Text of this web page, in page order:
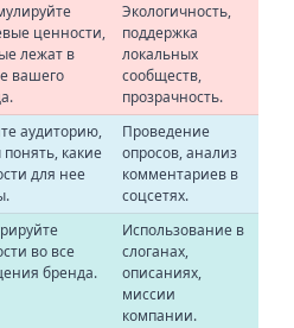
ценности,
лежат в
вашего
Экологичность,
поддержка
локальных
сообществ,
прозрачность.
аудиторию,
понять, какие
для нее
Проведение
опросов, анализ
комментариев в
соцсетях.
во все
бренда.
Использование в
слоганах,
описаниях,
миссии
компании.